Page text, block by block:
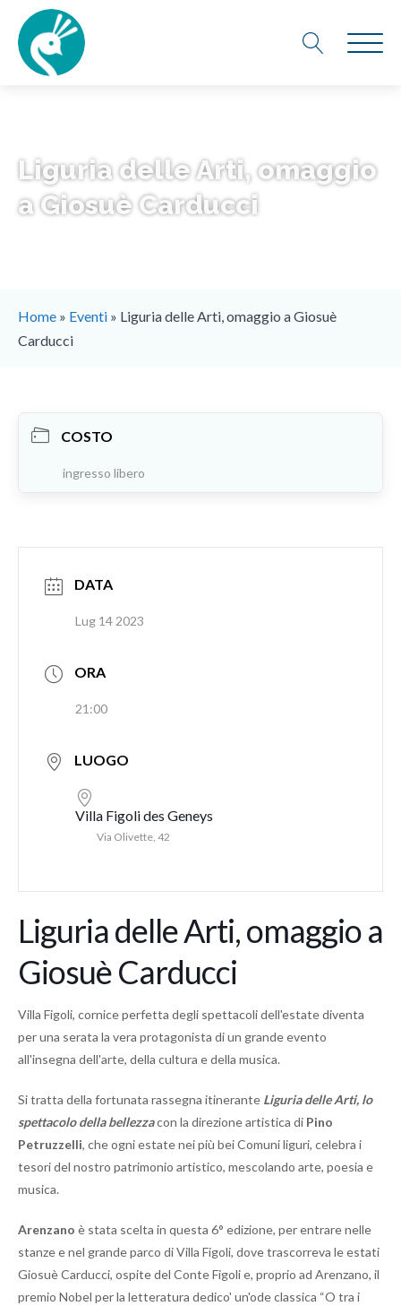
Liguria delle Arti, omaggio
a Giosuè Carducci
Home » Eventi » Liguria delle Arti, omaggio a Giosuè
Carducci
COSTO
ingresso libero
DATA
Lug 14 2023
ORA
21:00
LUOGO
Villa Figoli des Geneys
Via Olivette, 42
Liguria delle Arti, omaggio a
Giosuè Carducci
Villa Figoli, cornice perfetta degli spettacoli dell'estate diventa
per una serata la vera protagonista di un grande evento
all'insegna dell'arte, della cultura e della musica.
Si tratta della fortunata rassegna itinerante Liguria delle Arti, lo
spettacolo della bellezzacon la direzione artistica di Pino
Petruzzelli, che ogni estate nei più bei Comuni liguri, celebra i
tesori del nostro patrimonio artistico, mescolando arte, poesia e
musica.
Arenzano è stata scelta in questa 6° edizione, per entrare nelle
stanze e nel grande parco di Villa Figoli, dove trascorreva le estati
Giosuè Carducci, ospite del Conte Figoli e, proprio ad Arenzano, il
premio Nobel per la letteratura dedico' un'ode classica “O tra i